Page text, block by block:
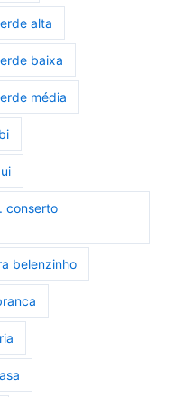
alta
baixa
média
conserto
belenzinho